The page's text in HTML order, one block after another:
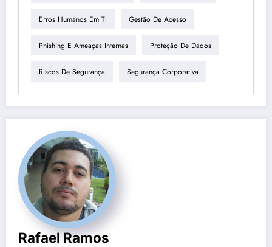
Erros Humanos Em TI Gestão De Acesso
Phishing E Ameaças Internas Proteção De Dados
Riscos De Segurança Segurança Corporativa
Rafael Ramos